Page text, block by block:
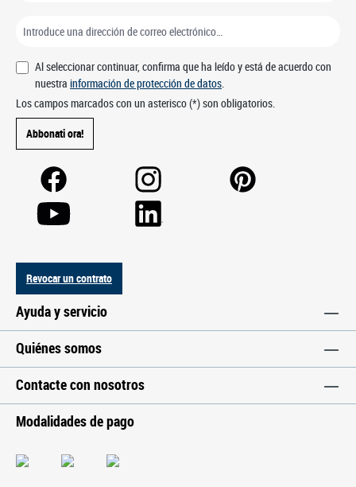
Al seleccionar continuar, confirma que ha leído y está de acuerdo con
nuestra información de protección de datos.
Los campos marcados con un asterisco (*) son obligatorios.
Abbonati ora!
Revocar un contrato
Ayuda y servicio
Quiénes somos
Contacte con nosotros
Modalidades de pago